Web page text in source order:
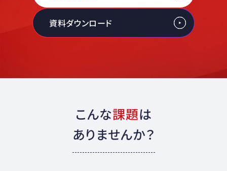
資料ダウンロード
こんな課題は
ありませんか？